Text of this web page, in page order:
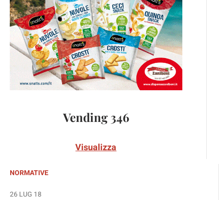
Vending 346
Visualizza
NORMATIVE
26 LUG 18